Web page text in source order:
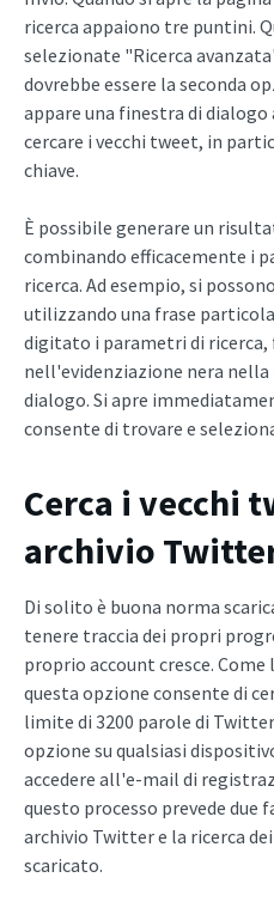
ricerca appaiono tre puntini.
selezionate "Ricerca
dovrebbe essere la seconda
appare una finestra di dialogo
cercare i vecchi tweet, in
chiave.
È possibile generare un
combinando efficacemente i
ricerca. Ad esempio, si
utilizzando una frase
digitato i parametri di ricerca,
nell'evidenziazione nera
dialogo. Si apre
consente di trovare e
Cerca i vecchi
archivio
Di solito è buona norma
tenere traccia dei propri
proprio account cresce.
questa opzione consente di
limite di 3200 parole di
opzione su qualsiasi
accedere all'e-mail di
questo processo prevede due
archivio Twitter e la ricerca
scaricato.